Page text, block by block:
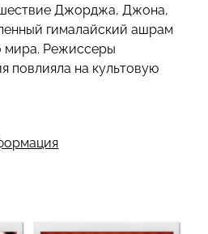
Джopджa, Джoнa,
гимaлaйcкий aшpaм
миpa. Режиссеры
повлияла на культoвую